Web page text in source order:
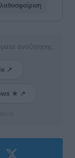
αναζήτησης
↗
★ ↗